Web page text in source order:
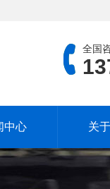
全国
中心 关